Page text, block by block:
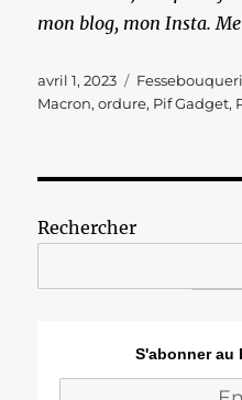
mon blog, mon Insta.
Publié
le
avril 1, 2023 Catégories
Macron,ordure, Pif Gadget,
Rechercher
S'abonner au